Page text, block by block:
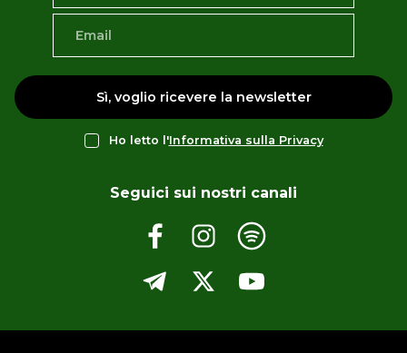
Sì, voglio ricevere la newsletter
Ho letto l'Informativa sulla Privacy
Seguici sui nostri canali